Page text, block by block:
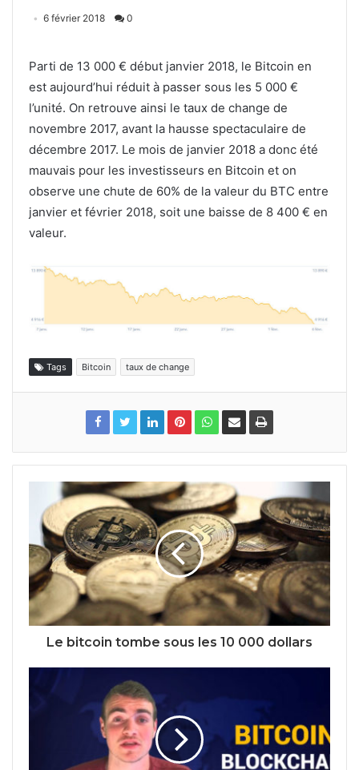
6 février 2018 0
Parti de 13 000 € début janvier 2018, le Bitcoin en
est aujourd’hui réduit à passer sous les 5 000 €
l’unité. On retrouve ainsi le taux de change de
novembre 2017, avant la hausse spectaculaire de
décembre 2017. Le mois de janvier 2018 a donc été
mauvais pour les investisseurs en Bitcoin et on
observe une chute de 60% de la valeur du BTC entre
janvier et février 2018, soit une baisse de 8 400 € en
valeur.
Tags Bitcoin taux de change
Le bitcoin tombe sous les 10 000 dollars